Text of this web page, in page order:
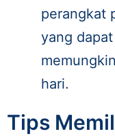
perangkat
yang
hari.
Tips